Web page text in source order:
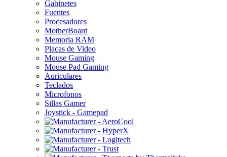
Gabinetes
Fuentes
Procesadores
MotherBoard
Memoria RAM
Placas de Video
Mouse Gaming
Mouse Pad Gaming
Auriculares
Teclados
Microfonos
Sillas Gamer
Joystick - Gamepad